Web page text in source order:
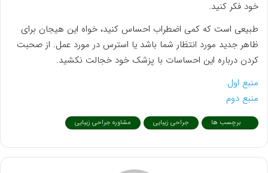
خود فکر کنید.
طبیعی است که کمی اضطراب احساس کنید، خواه این هیجان برای
ظاهر جدید مورد انتظار شما باشد یا استرس در مورد عمل. از صحبت
کردن درباره این احساسات با پزشک خود خجالت نکشید.
منبع اول
منبع دوم
برچسب ها جراحی زیبایی مشاوره جراحی زیبایی